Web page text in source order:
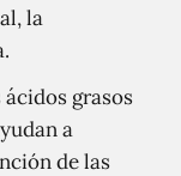
la
ácidos grasos
a
de las